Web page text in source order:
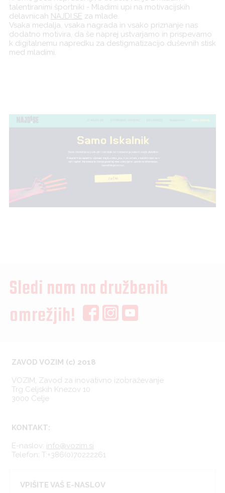
talentiranimi športniki - Mladimi upi na motivacijskih
delavnicah NAJDI.SE za mlade.
Vsaka medalja, vsaka nagrada in vsako priznanje nas
dodatno motivira, da še naprej ustvarjamo in prispevamo
k digitalnemu napredku za destigmatizacijo duševnih stisk
med mladimi.
Sledi nam na družbenih
omrežjih!
ZAVOD VOZIM (c) 2018
VOZIM, Zavod za inovativno izobraževanje
Trg Celjskih Knezov 10
3000 Celje
KONTAKT:
E-naslov: info@vozim.si
Telefon: T:+386(0)70222261
VPIŠITE VAŠ E-NASLOV